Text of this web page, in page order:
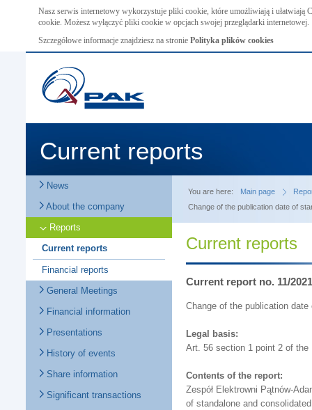
Nasz serwis internetowy wykorzystuje pliki cookie, które umożliwiają i ułatwiają
cookie. Możesz wyłączyć pliki cookie w opcjach swojej przeglądarki internetowej.
Szczegółowe informacje znajdziesz na stronie Polityka plików cookies
Current reports
News
About the company
Reports
Current reports
Financial reports
General Meetings
Financial information
Presentations
History of events
Share information
Significant transactions
You are here: Main page
Change of the publication date of
Current reports
Current report no. 11/2021
Change of the publication
Legal basis:
Art. 56 section 1 point 2 of the
Contents of the report:
Zespół Elektrowni Pątnów-
of standalone and